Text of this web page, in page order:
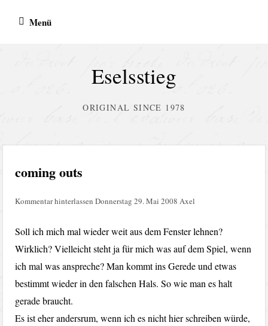
Inhalt Menü
Eselsstieg
ORIGINAL SINCE 1978
coming outs
Kommentar hinterlassen Donnerstag 29. Mai 2008 Axel
Soll ich mich mal wieder weit aus dem Fenster lehnen?
Wirklich? Vielleicht steht ja für mich was auf dem Spiel, wenn
ich mal was anspreche? Man kommt ins Gerede und etwas
bestimmt wieder in den falschen Hals. So wie man es halt
gerade braucht.
Es ist eher andersrum, wenn ich es nicht hier schreiben würde,